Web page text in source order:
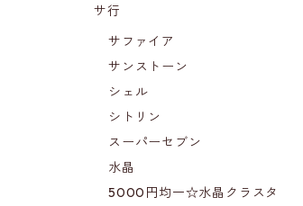
サ行
サファイア
サンストーン
シェル
シトリン
スーパーセブン
水晶
5000円均一☆水晶クラスタ